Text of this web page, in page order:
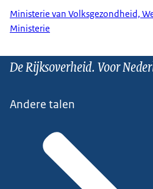
Ministerie van Volksgezondheid,
Ministerie
De Rijksoverheid. Voor
Andere talen